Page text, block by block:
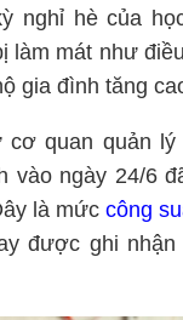
nghỉ hè của
làm mát như
gia đình tăng
cơ quan quản
vào ngày 24/6
là mức công
được ghi nhận